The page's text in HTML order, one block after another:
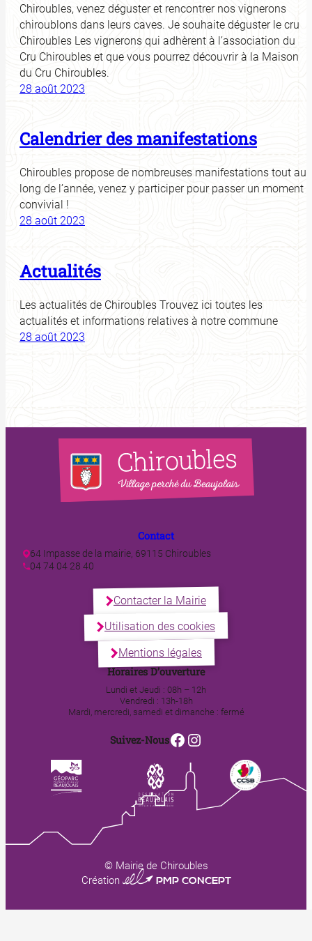
Chiroubles, venez déguster et rencontrer nos vignerons
chiroublons dans leurs caves. Je souhaite déguster le cru
Chiroubles Les vignerons qui adhèrent à l’association du
Cru Chiroubles et que vous pourrez découvrir à la Maison
du Cru Chiroubles.
28 août 2023
Calendrier des manifestations
Chiroubles propose de nombreuses manifestations tout au
long de l’année, venez y participer pour passer un moment
convivial !
28 août 2023
Actualités
Les actualités de Chiroubles Trouvez ici toutes les
actualités et informations relatives à notre commune
28 août 2023
Contact
64 Impasse de la mairie, 69115 Chiroubles
04 74 04 28 40
Contacter la Mairie
Utilisation des cookies
Mentions légales
Horaires D’ouverture
Lundi et Jeudi : 08h – 12h
Vendredi : 13h-18h
Mardi, mercredi, samedi et dimanche : fermé
Suivez-NousFacebook
Instagram
© Mairie de Chiroubles
Création 0123 PMP CONCEPT